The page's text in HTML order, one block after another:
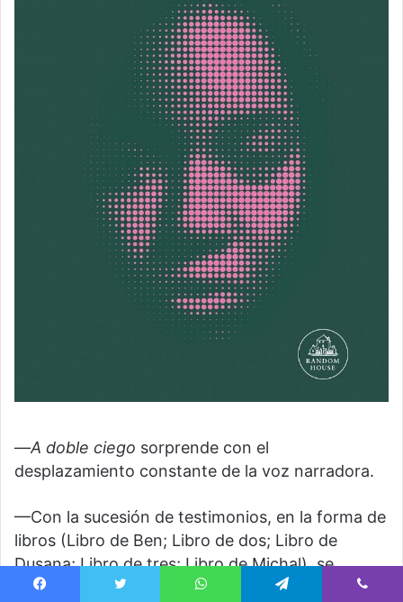
—A doble ciego sorprende con el
desplazamiento constante de la voz narradora.
—Con la sucesión de testimonios, en la forma de
libros (Libro de Ben; Libro de dos; Libro de
Dusana; Libro de tres; Libro de Michal), se
pretende presentar un documento auténtico, tal